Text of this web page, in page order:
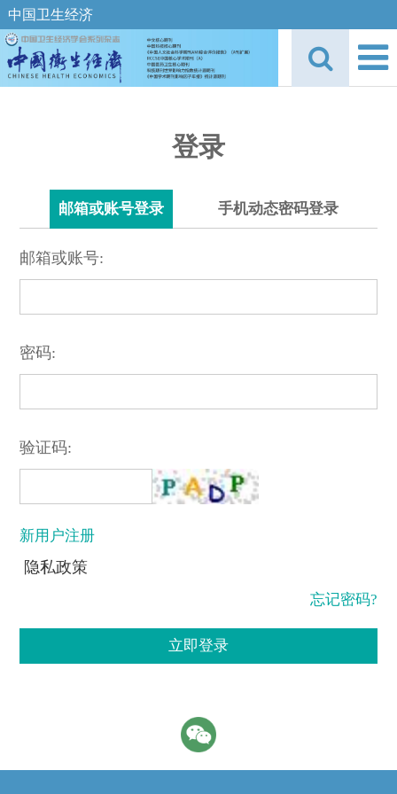
中国卫生经济
登录
邮箱或账号登录 手机动态密码登录
邮箱或账号:
密码:
验证码:
新用户注册
隐私政策
忘记密码?
立即登录